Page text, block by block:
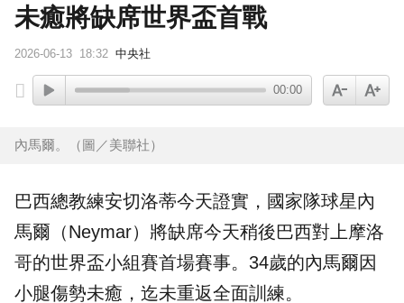
未癒將缺席世界盃首戰
2026-06-13 18:32 中央社
00:00
內馬爾。（圖／美聯社）
巴西總教練安切洛蒂今天證實，國家隊球星內
馬爾 （Neymar）將缺席今天稍後巴西對上摩洛
哥的世界盃小組賽首場賽事。34歲的內馬爾因
小腿傷勢未癒，迄未重返全面訓練。